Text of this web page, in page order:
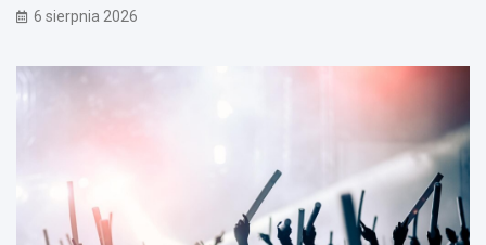
6 sierpnia 2026